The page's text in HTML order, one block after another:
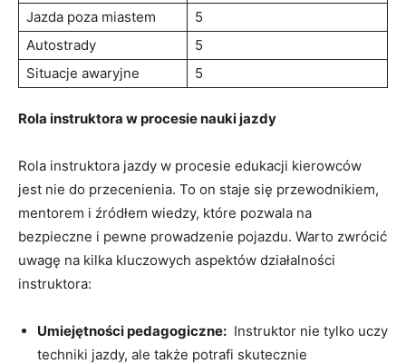
Jazda poza miastem
5
Autostrady
5
Situacje‌ awaryjne
5
Rola ⁣instruktora ⁣w procesie nauki jazdy
Rola⁣ instruktora jazdy w‍ procesie edukacji​ kierowców
jest nie do przecenienia. To on staje się​ przewodnikiem,
⁣mentorem i źródłem​ wiedzy,‍ które pozwala na
bezpieczne i pewne ⁢prowadzenie pojazdu. Warto zwrócić
⁣uwagę na ‍kilka​ kluczowych aspektów‌ działalności
instruktora:
Umiejętności pedagogiczne: ⁣ Instruktor nie tylko ⁢uczy
techniki jazdy, ale także ⁢potrafi skutecznie